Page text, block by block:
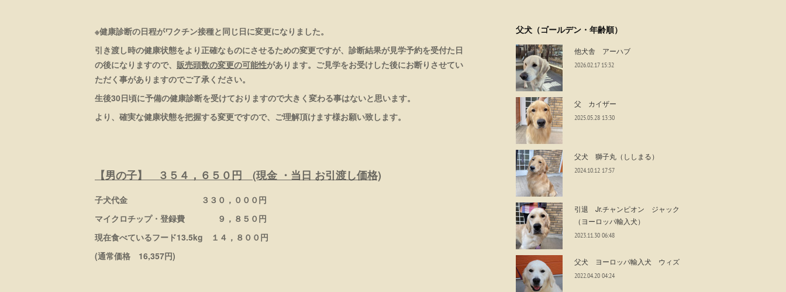
※健康診断の日程がワクチン接種と同じ日に変更になりました。
引き渡し時の健康状態をより正確なものにさせるための変更ですが、診断結果が見学予約を受付た日
の後になりますので、 販売頭数の変更の可能性があります。ご見学をお受けした後にお断りさせてい
ただく事がありますのでご了承ください。
生後30日頃に予備の健康診断を受けておりますので大きく変わる事はないと思います。
より、確実な健康状態を把握する変更ですので、ご理解頂けます様お願い致します。
【男の子】 ３５４，６５０円 (現金 ・当日 お引渡し価格)
子犬代金 ３３０，０００円
マイクロチップ・登録費 ９，８５０円
現在食べているフード13.5kg １４，８００円
(通常価格 16,357円)
父犬（ゴールデン・年齢順）
他犬舎 アーハブ
2026.02.17 15:32
父 カイザー
2025.05.28 13:30
父犬 獅子丸（ししまる）
2024.10.12 17:57
引退 Jr.チャンピオン ジャック
（ヨーロッパ輸入犬）
2023.11.30 06:48
父犬 ヨーロッパ輸入犬 ウィズ
2022.04.20 04:24